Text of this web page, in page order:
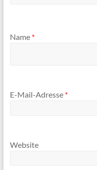
Name *
E-Mail-Adresse *
Website